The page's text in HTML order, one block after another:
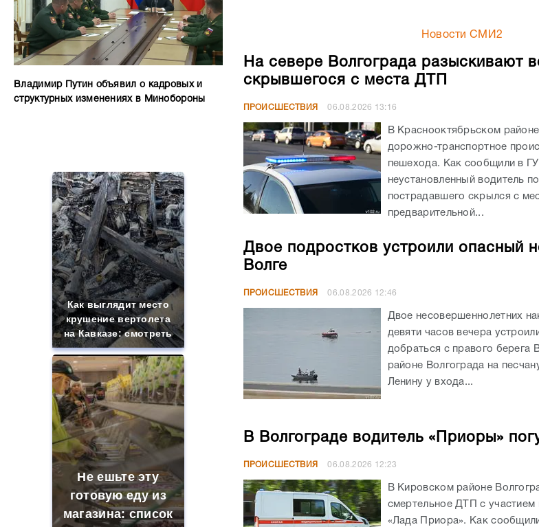
Владимир Путин объявил о кадровых и
структурных изменениях в Минобороны
Как выглядит место
крушение вертолета
на Кавказе: смотреть
Не ешьте эту
готовую еду из
магазина: список
Новости СМИ2
На севере Волгограда разыскивают
скрывшегося с места ДТП
ПРОИСШЕСТВИЯ 06.08.2026 13:16
В Краснооктябрьском
дорожно-транспортное
пешехода. Как сообщили в
неустановленный водитель
пострадавшего скрылся с
предварительной...
Двое подростков устроили опасный
Волге
ПРОИСШЕСТВИЯ 06.08.2026 12:46
Двое несовершеннолетних
девяти часов вечера
добраться с правого берега
районе Волгограда на
Ленину у входа...
В Волгограде водитель «Приоры»
ПРОИСШЕСТВИЯ 06.08.2026 12:23
В Кировском районе
смертельное ДТП с
«Лада Приора». Как